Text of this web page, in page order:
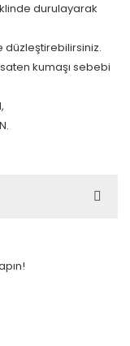
durulayarak
düzleştirebilirsiniz.
kumaşı sebebi